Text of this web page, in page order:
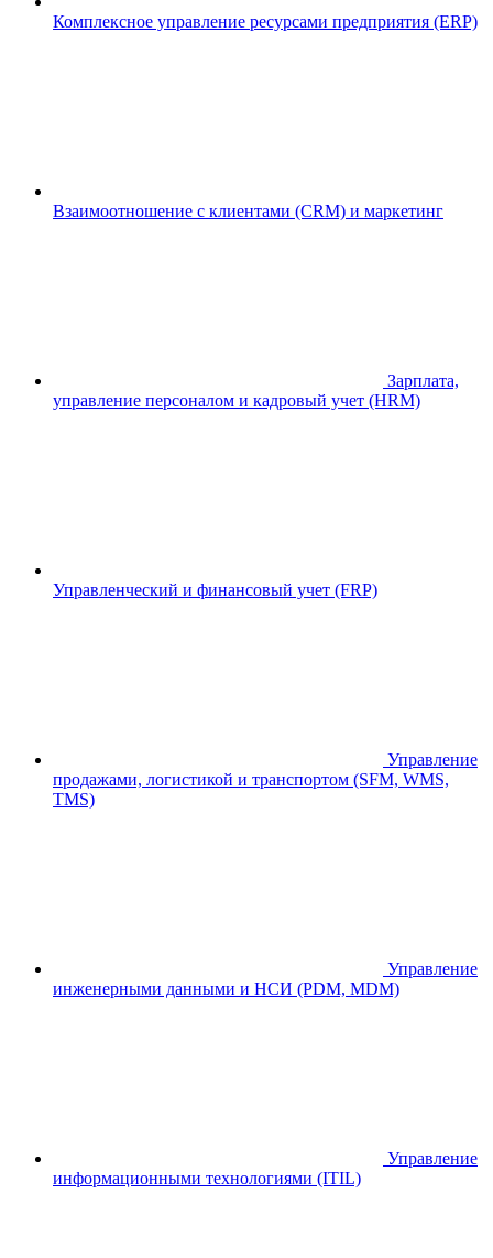
Комплексное управление ресурсами предприятия (ERP)
Взаимоотношение с клиентами (CRM) и маркетинг
Зарплата,
управление персоналом и кадровый учет (HRM)
Управленческий и финансовый учет (FRP)
Управление
продажами, логистикой и транспортом (SFM, WMS,
TMS)
Управление
инженерными данными и НСИ (PDM, MDM)
Управление
информационными технологиями (ITIL)